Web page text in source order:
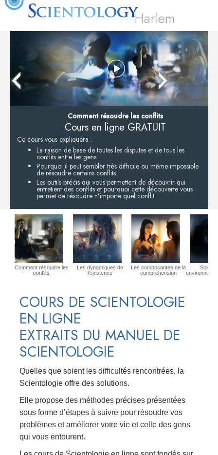
Harlem
Comment résoudre les conflits
Cours en ligne GRATUIT
Ce cours vous expliquera :
La raison de base de toutes les disputes et de tous les
conflits entre les gens.
Pourquoi il peut sembler très difficile ou même impossible
de résoudre certains conflits.
Les outils précis qui vous permettent de découvrir qui
entretient des conflits et pourquoi cette découverte vous
permet de résoudre n’importe quel conflit.
Comment résoudre les
conflits
Les dynamiques de
l’existence
Les composantes de la
compréhension
COURS DE SCIENTOLOGIE
EN LIGNE
EXTRAITS DU MANUEL DE
SCIENTOLOGIE
Quelles que soient les difficultés rencontrées, la
Scientologie offre des solutions.
Elle propose des méthodes précises présentées
sous forme d’étapes à suivre pour résoudre vos
problèmes et améliorer votre vie et celle des gens
qui vous entourent.